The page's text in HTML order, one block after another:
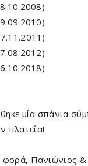
μία σπάνια
πλατεία!
Πανιώνιος